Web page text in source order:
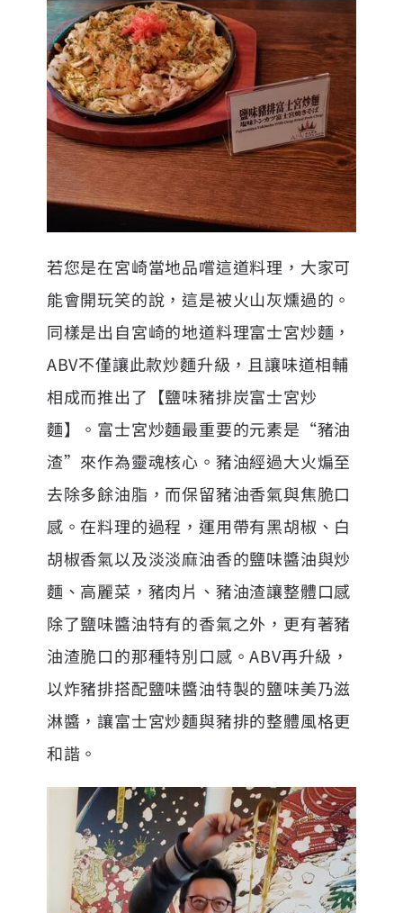
若您是在宮崎當地品嚐這道料理，大家可
能會開玩笑的說，這是被火山灰燻過的。
同樣是出自宮崎的地道料理富士宮炒麵，
ABV不僅讓此款炒麵升級，且讓味道相輔
相成而推出了【鹽味豬排炭富士宮炒
麵】。富士宮炒麵最重要的元素是“豬油
渣”來作為靈魂核心。豬油經過大火煸至
去除多餘油脂，而保留豬油香氣與焦脆口
感。在料理的過程，運用帶有黑胡椒、白
胡椒香氣以及淡淡麻油香的鹽味醬油與炒
麵、高麗菜，豬肉片、豬油渣讓整體口感
除了鹽味醬油特有的香氣之外，更有著豬
油渣脆口的那種特別口感。ABV再升級，
以炸豬排搭配鹽味醬油特製的鹽味美乃滋
淋醬，讓富士宮炒麵與豬排的整體風格更
和諧。